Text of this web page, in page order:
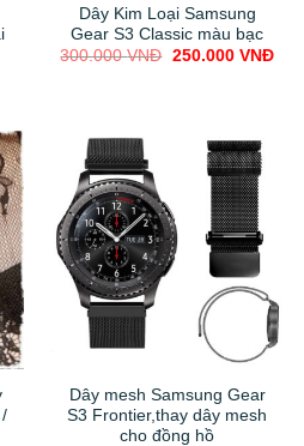
Dây Kim Loại Samsung
Gear S3 Classic màu bạc
300.000VNĐ Original
250.000 VNĐ
Dây mesh Samsung Gear
S3 Frontier,thay dây mesh
cho đồng hồ